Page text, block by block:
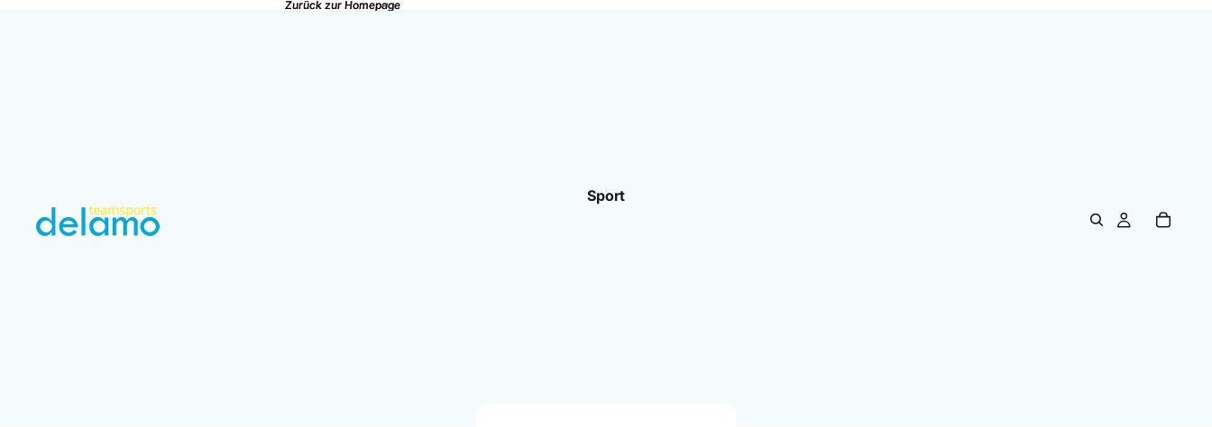
Zurück zur Homepage
Zurück zur Homepage
Sport